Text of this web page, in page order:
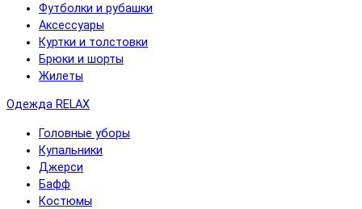
Футболки и рубашки
Аксессуары
Куртки и толстовки
Брюки и шорты
Жилеты
Одежда RELAX
Головные уборы
Купальники
Джерси
Бафф
Костюмы